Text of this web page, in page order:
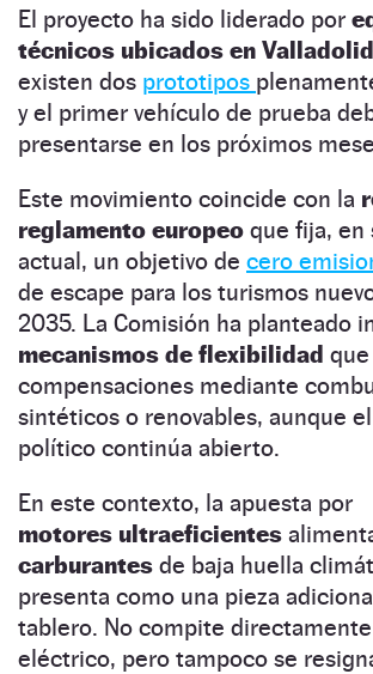
El proyecto ha sido liderado por
técnicos ubicados en
existen dos prototipos
y el primer vehículo de prueba
presentarse en los próximos
Este movimiento coincide con la
reglamento europeo que fija, en
actual, un objetivo de cero
de escape para los turismos
2035. La Comisión ha planteado
mecanismos de flexibilidad
compensaciones mediante
sintéticos o renovables, aunque
político continúa abierto.
En este contexto, la apuesta por
motores ultraeficientes
carburantes de baja huella
presenta como una pieza
tablero. No compite
eléctrico, pero tampoco se